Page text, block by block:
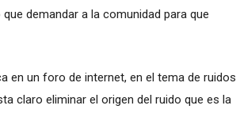
demandar a la comunidad para que
en un foro de internet, en el tema de ruidos
claro eliminar el origen del ruido que es la